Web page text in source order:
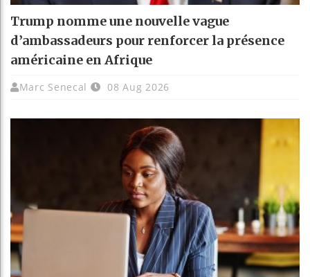
Trump nomme une nouvelle vague
d’ambassadeurs pour renforcer la présence
américaine en Afrique
Marc Senecal 08 Aug 2026